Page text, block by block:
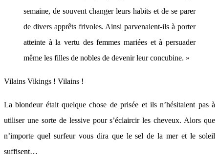
semaine, de souvent changer leurs habits et de se parer
de divers apprêts frivoles. Ainsi parvenaient-ils à porter
atteinte à la vertu des femmes mariées et à persuader
même les filles de nobles de devenir leur concubine. »
Vilains Vikings ! Vilains !
La blondeur était quelque chose de prisée et ils n’hésitaient pas à
utiliser une sorte de lessive pour s’éclaircir les cheveux. Alors que
n’importe quel surfeur vous dira que le sel de la mer et le soleil
suffisent…